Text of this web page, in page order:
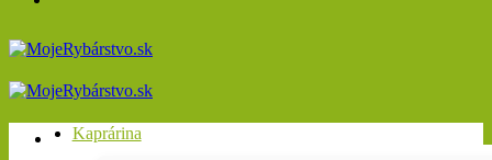
Kaprárina